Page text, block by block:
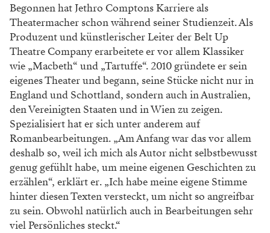
Begonnen hat Jethro Comptons Karriere als
Theatermacher schon während seiner Studienzeit. Als
Produzent und künstlerischer Leiter der Belt Up
Theatre Company erarbeitete er vor allem Klassiker
wie „Macbeth“ und „Tartuffe“. 2010 gründete er sein
eigenes Theater und begann, seine Stücke nicht nur in
England und Schottland, sondern auch in Australien,
den Vereinigten Staaten und in Wien zu zeigen.
Spezialisiert hat er sich unter anderem auf
Romanbearbeitungen. „Am Anfang war das vor allem
deshalb so, weil ich mich als Autor nicht selbstbewusst
genug gefühlt habe, um meine eigenen Geschichten zu
er­zählen“, erklärt er. „Ich habe meine eigene Stimme
hinter diesen Texten versteckt, um nicht so angreifbar
zu sein. Obwohl natürlich auch in Bearbeitungen sehr
viel Persön­liches steckt.“